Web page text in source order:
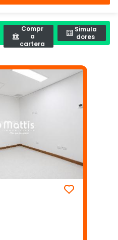
Compr
a
cartera
Simula
dores